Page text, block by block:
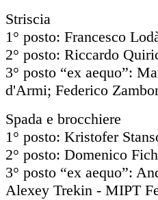
Striscia
1° posto: Francesco
2° posto: Riccardo
3° posto “ex aequo”:
d'Armi; Federico
Spada e brocchiere
1° posto: Kristofer
2° posto: Domenico
3° posto “ex aequo”:
Alexey Trekin - MIPT